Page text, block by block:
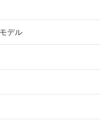
デル